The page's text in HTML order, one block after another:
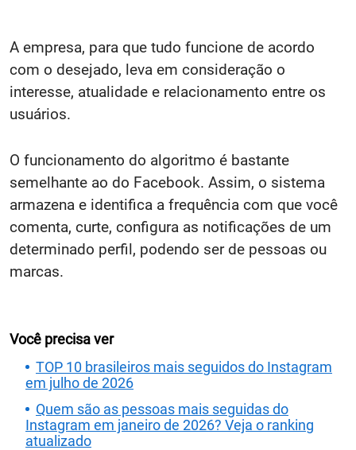
A empresa, para que tudo funcione de acordo
com o desejado, leva em consideração o
interesse, atualidade e relacionamento entre os
usuários.
O funcionamento do algoritmo é bastante
semelhante ao do Facebook. Assim, o sistema
armazena e identifica a frequência com que você
comenta, curte, configura as notificações de um
determinado perfil, podendo ser de pessoas ou
marcas.
Você precisa ver
TOP 10 brasileiros mais seguidos do Instagram
em julho de 2026
Quem são as pessoas mais seguidas do
Instagram em janeiro de 2026? Veja o ranking
atualizado